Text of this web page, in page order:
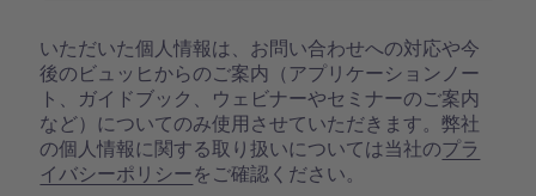
いただいた個人情報は、お問い合わせへの対応や今
後のビュッヒからのご案内（アプリケーションノー
ト、ガイドブック、ウェビナーやセミナーのご案内
など）についてのみ使用させていただきます。弊社
の個人情報に関する取り扱いについては当社のプラ
イバシーポリシーをご確認ください。